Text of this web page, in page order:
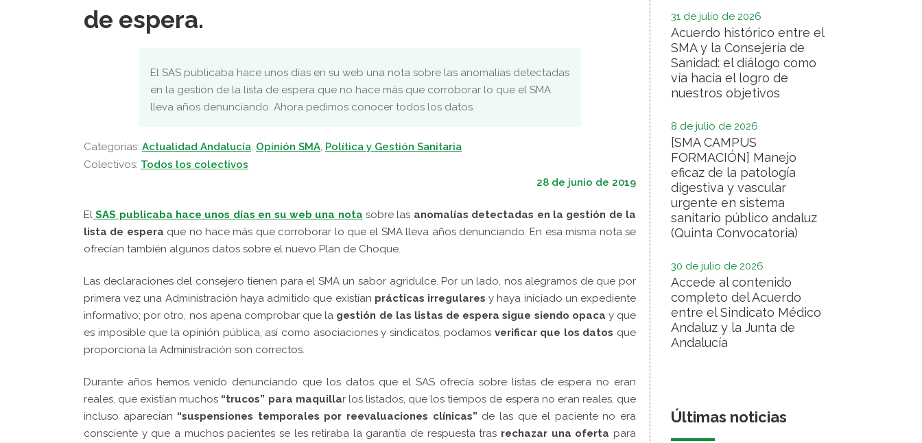
de espera.
El SAS publicaba hace unos días en su web una nota sobre las anomalías detectadas
en la gestión de la lista de espera que no hace más que corroborar lo que el SMA
lleva años denunciando. Ahora pedimos conocer todos los datos.
Categorias: Actualidad Andalucía Opinión SMA Política y Gestión Sanitaria
Colectivos: Todos los colectivos
28 de junio de 2019
El SAS publicaba hace unos días en su web una nota sobre las anomalías detectadas en la gestión de la
lista de espera que no hace más que corroborar lo que el SMA lleva años denunciando. En esa misma nota se
ofrecían también algunos datos sobre el nuevo Plan de Choque.
Las declaraciones del consejero tienen para el SMA un sabor agridulce. Por un lado, nos alegramos de que por
primera vez una Administración haya admitido que existían prácticas irregulares y haya iniciado un expediente
informativo; por otro, nos apena comprobar que la gestión de las listas de espera sigue siendo opaca y que
es imposible que la opinión pública, así como asociaciones y sindicatos, podamos verificar que los datos que
proporciona la Administración son correctos.
Durante años hemos venido denunciando que los datos que el SAS ofrecía sobre listas de espera no eran
reales, que existían muchos “trucos” para maquillar los listados, que los tiempos de espera no eran reales, que
incluso aparecían “suspensiones temporales por reevaluaciones clínicas” de las que el paciente no era
consciente y que a muchos pacientes se les retiraba la garantía de respuesta tras rechazar una oferta para
31 de julio de 2026
Acuerdo histórico entre el
SMA y la Consejería de
Sanidad: el diálogo como
vía hacia el logro de
nuestros objetivos
8 de julio de 2026
[SMA CAMPUS
FORMACIÓN] Manejo
eficaz de la patología
digestiva y vascular
urgente en sistema
sanitario público andaluz
(Quinta Convocatoria)
30 de julio de 2026
Accede al contenido
completo del Acuerdo
entre el Sindicato Médico
Andaluz y la Junta de
Andalucía
Últimas noticias